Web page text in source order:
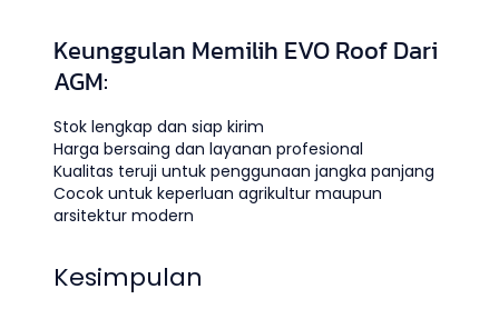
Keunggulan Memilih EVO Roof Dari
AGM:
Stok lengkap dan siap kirim
Harga bersaing dan layanan profesional
Kualitas teruji untuk penggunaan jangka panjang
Cocok untuk keperluan agrikultur maupun
arsitektur modern
Kesimpulan